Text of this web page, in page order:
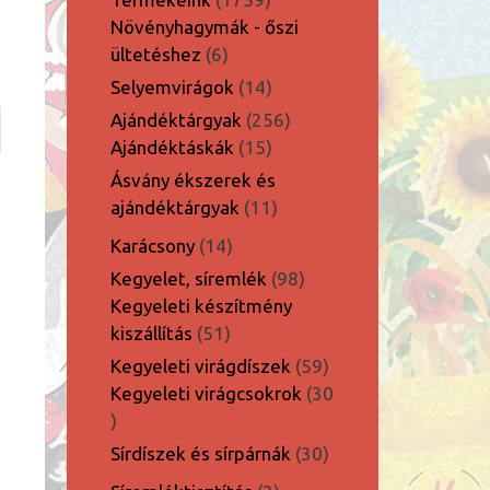
termék
Növényhagymák - őszi
ültetéshez 66
termék
Selyemvirágok 1414
termék
Ajándéktárgyak 256256
Ajándéktáskák 1515
termék
Ásvány ékszerek és
ajándéktárgyak
1111
Karácsony 1414
termék
Kegyelet, síremlék 9898
Kegyeleti készítmény
kiszállítás 5151
termék
Kegyeleti virágdíszek 5959
termék
Kegyeleti virágcsokrok 30
30
termék
Sírdíszek és sírpárnák 3030